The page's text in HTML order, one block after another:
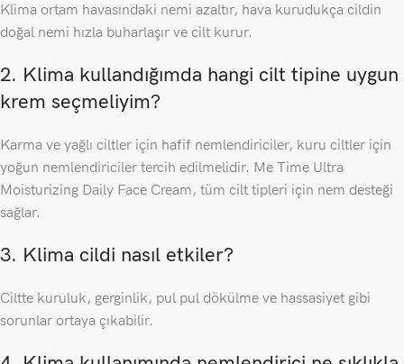
Klima ortam havasındaki nemi azaltır, hava kurudukça cildin
doğal nemi hızla buharlaşır ve cilt kurur.
2. Klima kullandığımda hangi cilt tipine uygun
krem seçmeliyim?
Karma ve yağlı ciltler için hafif nemlendiriciler, kuru ciltler için
yoğun nemlendiriciler tercih edilmelidir. Me Time Ultra
Moisturizing Daily Face Cream, tüm cilt tipleri için nem desteği
sağlar.
3. Klima cildi nasıl etkiler?
Ciltte kuruluk, gerginlik, pul pul dökülme ve hassasiyet gibi
sorunlar ortaya çıkabilir.